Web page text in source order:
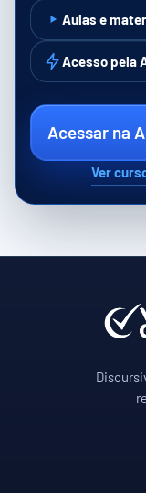
Aulas e
Acesso pela
Acessar na
Ver